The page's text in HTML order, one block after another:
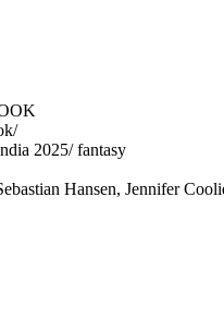
2025/fantasy
Hansen, Jennifer